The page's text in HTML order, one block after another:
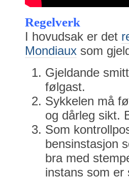
Regelverk
I hovudsak er det
Mondiaux som
Gjeldande
følgast.
Sykkelen må
og dårleg sikt.
Som
bensinstasjon
bra med
instans som er